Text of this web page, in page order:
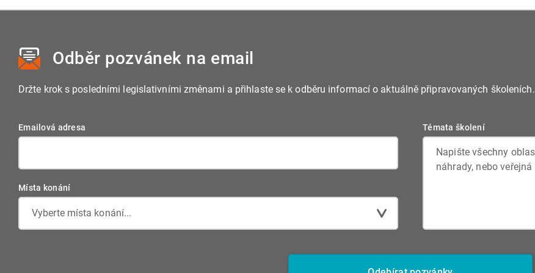
prostřednictvím portálu stavebníka.
Odběr pozvánek na email
Držte krok s posledními legislativními změnami a přihlaste se k odběru informací o aktuálně připravovaných školeních.
Emailová adresa
Místa konání
Vyberte místa konání...
Témata školení